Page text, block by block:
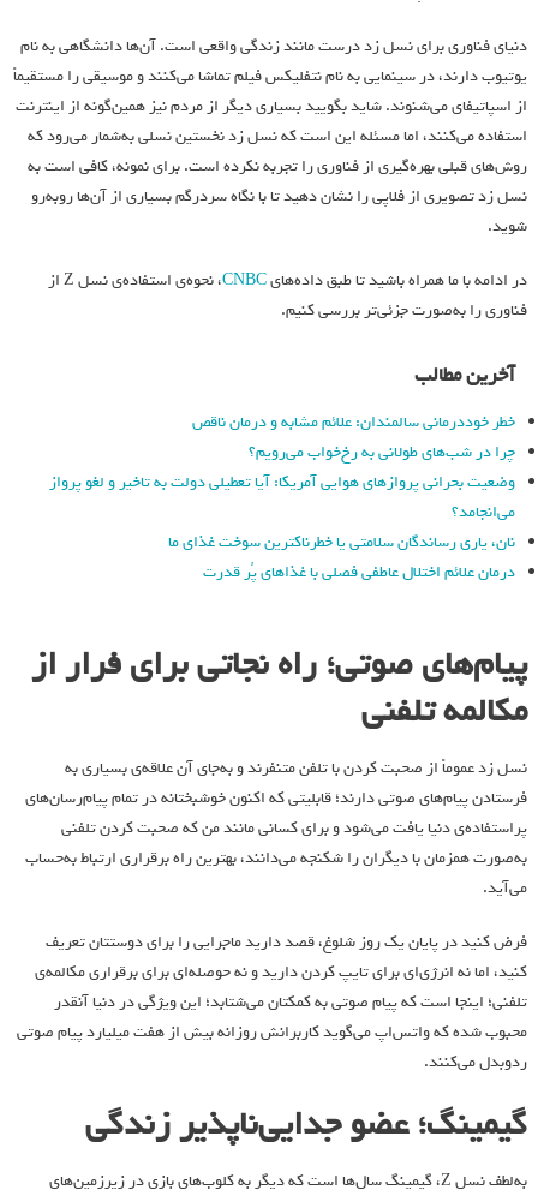
دنیای فناوری‌ برای نسل زد درست مانند زندگی واقعی است. آن‌ها دانشگاهی به نام
یوتیوب دارند، در سینمایی به نام نتفلیکس فیلم تماشا می‌کنند و موسیقی را مستقیماً
از اسپاتیفای می‌شنوند. شاید بگویید بسیاری دیگر از مردم نیز همین‌گونه از اینترنت
استفاده می‌کنند، اما مسئله این است که نسل زد نخستین نسلی به‌شمار می‌رود که
روش‌های قبلی بهره‌گیری از فناوری را تجربه نکرده است. برای نمونه، کافی است به
نسل زد تصویری از فلاپی را نشان دهید تا با نگاه سردرگم بسیاری از‌ آن‌ها روبه‌رو
شوید.
در ادامه با ما همراه باشید تا طبق داده‌هایCNBC
، نحوه‌ی استفاده‌ی نسل Z از
فناوری را به‌صورت جزئی‌تر بررسی کنیم.
آخرین مطالب
خطر خوددرمانی سالمندان: علائم مشابه و درمان ناقص
چرا در شب‌های طولانی به رخ‌خواب می‌رویم؟
وضعیت بحرانی پروازهای هوایی آمریکا: آیا تعطیلی دولت به تاخیر و لغو پرواز
می‌انجامد؟
نان، یاری رساندگان سلامتی یا خطرناکترین سوخت غذای ما
درمان علائم اختلال عاطفی فصلی با غذاهای پُر قدرت
پیام‌های صوتی؛ راه نجاتی برای فرار از
مکالمه تلفنی
نسل زد عموماً از صحبت کردن با تلفن متنفرند و به‌جای آن علاقه‌ی بسیاری به
فرستادن پیام‌های صوتی دارند؛ قابلیتی که اکنون خوشبختانه در تمام پیام‌رسان‌های
پراستفاده‌ی دنیا یافت می‌شود و برای کسانی مانند من که صحبت کردن تلفنی
به‌صورت همزمان با دیگران را شکنجه می‌دانند، بهترین راه برقراری ارتباط به‌حساب
می‌آید.
فرض کنید در پایان یک روز شلوغ، قصد دارید ماجرایی را برای دوستتان تعریف
کنید، اما نه انرژی‌ای برای تایپ کردن دارید و نه حوصله‌ای برای برقراری مکالمه‌ی
تلفنی؛ اینجا است که پیام صوتی به‌ کمکتان می‌شتابد؛ این ویژگی در دنیا آنقدر
محبوب شده که واتس‌اپ می‌گوید کاربرانش روزانه بیش از هفت میلیارد پیام صوتی
رد‌وبدل می‌کنند.
گیمینگ؛ عضو جدایی‌ناپذیر زندگی
به‌لطف نسل Z، گیمینگ سال‌ها است که دیگر به کلوب‌های بازی در زیرزمین‌های